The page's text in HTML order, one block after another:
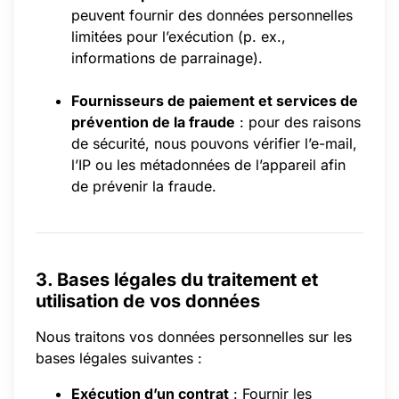
peuvent fournir des données personnelles
limitées pour l’exécution (p. ex.,
informations de parrainage).
Fournisseurs de paiement et services de
prévention de la fraude : pour des raisons
de sécurité, nous pouvons vérifier l’e-mail,
l’IP ou les métadonnées de l’appareil afin
de prévenir la fraude.
3. Bases légales du traitement et
utilisation de vos données
Nous traitons vos données personnelles sur les
bases légales suivantes :
Exécution d’un contrat : Fournir les